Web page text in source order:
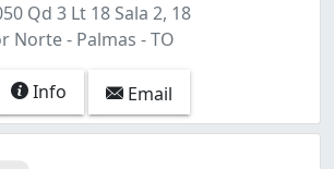
Qd 3 Lt 18 Sala 2, 18
Norte - Palmas - TO
Info Email